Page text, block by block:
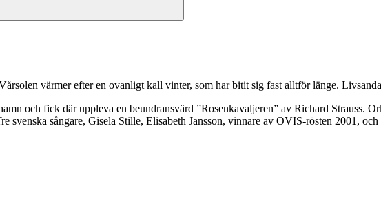
värmer efter en ovanligt kall vinter, som har bitit sig fast alltför länge.
och fick där uppleva en beundransvärd ”Rosenkavaljeren” av Richard Strauss.
svenska sångare, Gisela Stille, Elisabeth Jansson, vinnare av OVIS-rösten 2001,